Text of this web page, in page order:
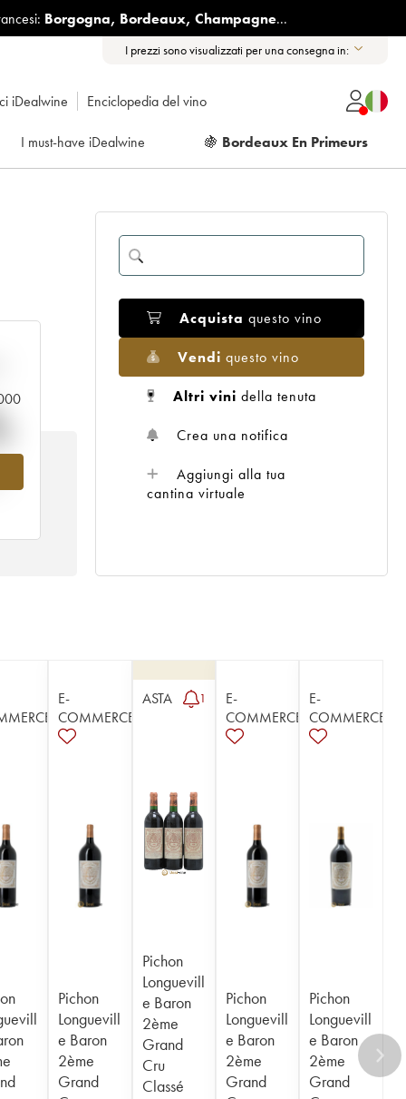
Borgogna, Bordeaux, Champagne...
I prezzi sono visualizzati per una consegna in:
iDealwine Enciclopedia del vino
I must-have iDealwine 🍇 Bordeaux En Primeurs
Acquista questo vino
Vendi questo vino
Altri vini della tenuta
Crea una notifica
Aggiungi alla tua
cantina virtuale
E-
COMMERCE
Pichon
Longuevill
e Baron
2ème
Grand
ASTA 1
Pichon
Longuevill
e Baron
2ème
Grand
Cru
Classé
E-
COMMERCE
Pichon
Longuevill
e Baron
2ème
Grand
E-
COMMERCE
Pichon
Longuevill
e Baron
2ème
Grand